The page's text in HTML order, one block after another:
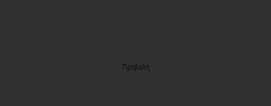
Προβολή